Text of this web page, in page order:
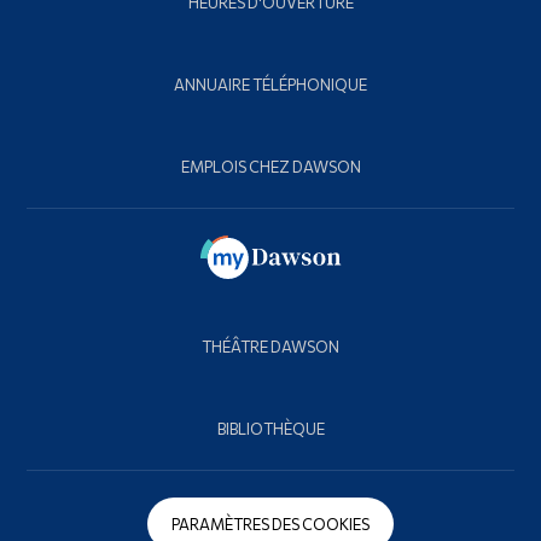
ANNUAIRE TÉLÉPHONIQUE
EMPLOIS CHEZ DAWSON
THÉÂTRE DAWSON
BIBLIOTHÈQUE
PARAMÈTRES DES COOKIES